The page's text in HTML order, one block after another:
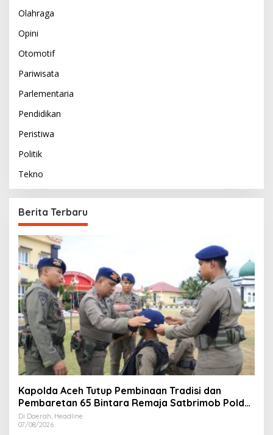
Olahraga
Opini
Otomotif
Pariwisata
Parlementaria
Pendidikan
Peristiwa
Politik
Tekno
Berita Terbaru
Kapolda Aceh Tutup Pembinaan Tradisi dan
Pembaretan 65 Bintara Remaja Satbrimob Polda
Aceh
Di Daerah, Headline
07/08/2026